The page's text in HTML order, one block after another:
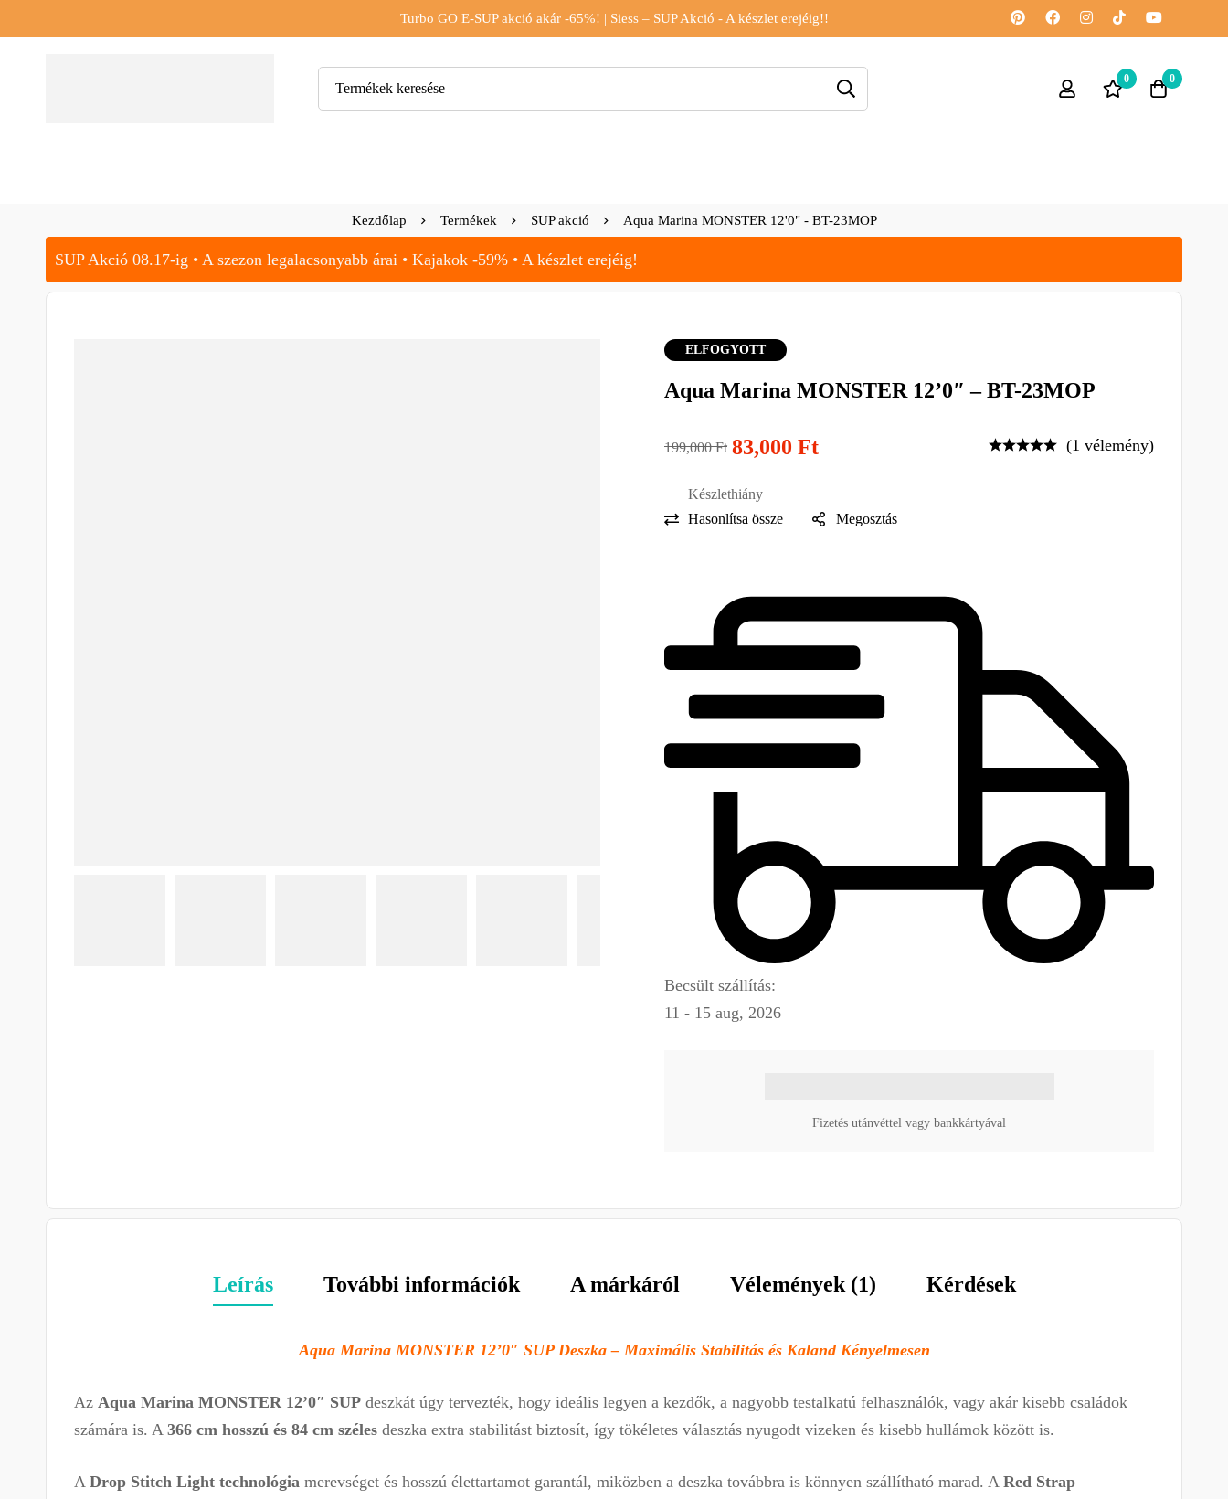
Turbo GO E-SUP akció akár -65%! | Siess – SUP Akció - A készlet erejéig!!
0 0
Kezdőlap Termékek SUP akció Aqua Marina MONSTER 12'0" - BT-23MOP
SUP Akció 08.17-ig • A szezon legalacsonyabb árai • Kajakok -59% • A készlet erejéig!
ELFOGYOTT
Aqua Marina MONSTER 12’0″ – BT-23MOP
199,000Ft 83,000 Ft (1 vélemény)
Készlethiány
Hasonlítsa össze
Megosztás
Becsült szállítás:
11 - 15 aug, 2026
Fizetés utánvéttel vagy bankkártyával
Leírás További információk A márkáról Vélemények (1) Kérdések
Aqua Marina MONSTER 12’0″ SUP Deszka – Maximális Stabilitás és Kaland Kényelmesen
Az Aqua Marina MONSTER 12’0″ SUP deszkát úgy tervezték, hogy ideális legyen a kezdők, a nagyobb testalkatú felhasználók, vagy akár kisebb családok
számára is. A 366 cm hosszú és 84 cm széles deszka extra stabilitást biztosít, így tökéletes választás nyugodt vizeken és kisebb hullámok között is.
A Drop Stitch Light technológia merevséget és hosszú élettartamot garantál, miközben a deszka továbbra is könnyen szállítható marad. A Red Strap